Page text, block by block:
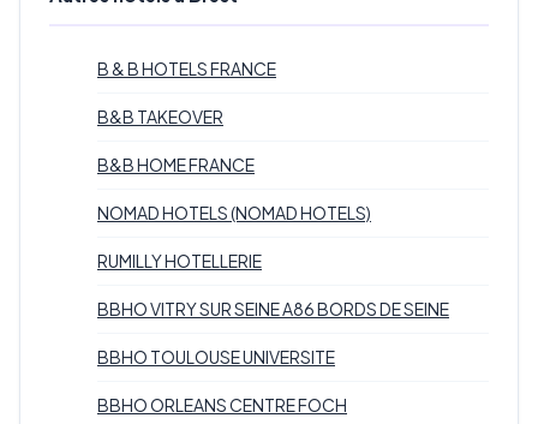
B & B HOTELS FRANCE
B&B TAKEOVER
B&B HOME FRANCE
NOMAD HOTELS (NOMAD HOTELS)
RUMILLY HOTELLERIE
BBHO VITRY SUR SEINE A86 BORDS DE SEINE
BBHO TOULOUSE UNIVERSITE
BBHO ORLEANS CENTRE FOCH